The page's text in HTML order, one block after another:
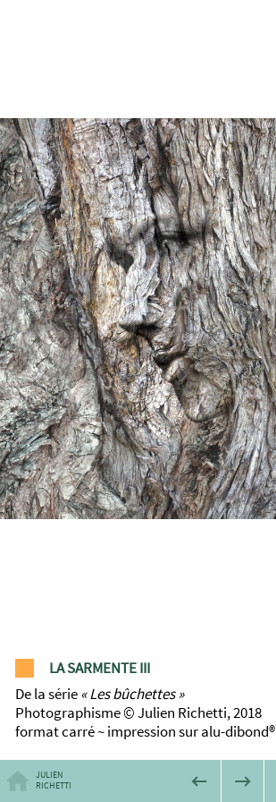
LA SARMENTE III
De la série
Les bûchettes
Photographisme © Julien Richetti, 2018
format carré ~ impression sur alu-dibond®
JULIEN
RICHETTI